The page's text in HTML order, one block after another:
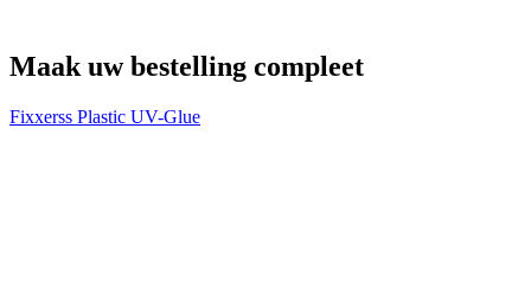
Maak uw bestelling compleet
Fixxerss Plastic UV-Glue